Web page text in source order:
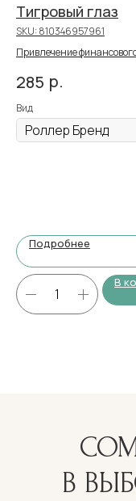
Тигровый глаз
SKU:810346957961
Привлечение
285 р.
Вид
Подробнее
В
В